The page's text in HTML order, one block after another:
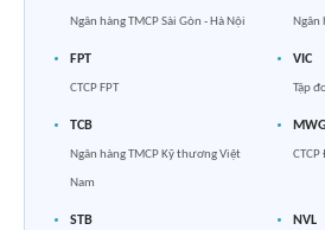
Ngân hàng TMCP Sài Gòn - Hà Nội
Ngân
FPT
CTCP FPT
VIC
Tập
TCB
Ngân hàng TMCP Kỹ thương Việt
Nam
STB
NVL